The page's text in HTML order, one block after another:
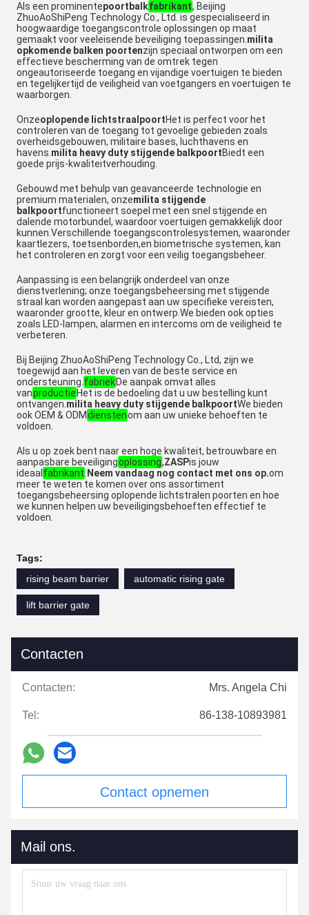
Als een prominentepoortbalkfabrikant, Beijing
ZhuoAoShiPeng Technology Co., Ltd. is gespecialiseerd in
hoogwaardige toegangscontrole oplossingen op maat
gemaakt voor veeleisende beveiliging toepassingen. milita
opkomende balken poortenzijn speciaal ontworpen om een
effectieve bescherming van de omtrek tegen
ongeautoriseerde toegang en vijandige voertuigen te bieden
en tegelijkertijd de veiligheid van voetgangers en voertuigen te
waarborgen.
Onzeoplopende lichtstraalpoortHet is perfect voor het
controleren van de toegang tot gevoelige gebieden zoals
overheidsgebouwen, militaire bases, luchthavens en
havens. milita heavy duty stijgende balkpoortBiedt een
goede prijs-kwaliteitverhouding.
Gebouwd met behulp van geavanceerde technologie en
premium materialen, onzemilita stijgende
balkpoortfunctioneert soepel met een snel stijgende en
dalende motorbundel, waardoor voertuigen gemakkelijk door
kunnen.Verschillende toegangscontrolesystemen, waaronder
kaartlezers, toetsenborden,en biometrische systemen, kan
het controleren en zorgt voor een veilig toegangsbeheer.
Aanpassing is een belangrijk onderdeel van onze
dienstverlening; onze toegangsbeheersing met stijgende
straal kan worden aangepast aan uw specifieke vereisten,
waaronder grootte, kleur en ontwerp.We bieden ook opties
zoals LED-lampen, alarmen en intercoms om de veiligheid te
verbeteren.
Bij Beijing ZhuoAoShiPeng Technology Co., Ltd, zijn we
toegewijd aan het leveren van de beste service en
ondersteuning. fabriekDe aanpak omvat alles
vanproductie Het is de bedoeling dat u uw bestelling kunt
ontvangen. milita heavy duty stijgende balkpoortWe bieden
ook OEM & ODMdienstenom aan uw unieke behoeften te
voldoen.
Als u op zoek bent naar een hoge kwaliteit, betrouwbare en
aanpasbare beveiligingoplossing,ZASPis jouw
ideaal fabrikant Neem vandaag nog contact met ons op.om
meer te weten te komen over ons assortiment
toegangsbeheersing oplopende lichtstralen poorten en hoe
we kunnen helpen uw beveiligingsbehoeften effectief te
voldoen.
Tags:
rising beam barrier
automatic rising gate
lift barrier gate
Contacten
Contacten: Mrs. Angela Chi
Tel: 86-138-10893981
Contact opnemen
Mail ons.